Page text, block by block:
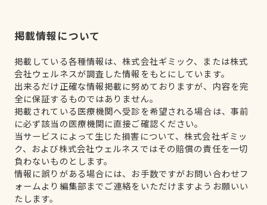
掲載情報について
掲載している各種情報は、株式会社ギミック、または株式
会社ウェルネスが調査した情報をもとにしています。
出来るだけ正確な情報掲載に努めておりますが、内容を完
全に保証するものではありません。
掲載されている医療機関へ受診を希望される場合は、事前
に必ず該当の医療機関に直接ご確認ください。
当サービスによって生じた損害について、株式会社ギミッ
ク、および株式会社ウェルネスではその賠償の責任を一切
負わないものとします。
情報に誤りがある場合には、お手数ですがお問い合わせフ
ォームより編集部までご連絡をいただけますようお願いい
たします。